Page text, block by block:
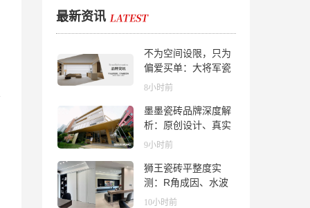
最新资讯
不为空间设限，只为
偏爱买单：大将军瓷
砖解锁“高级哑”人居
8小时前
墨墨瓷砖品牌深度解
析：原创设计、真实
质感与市场口碑全览
9小时前
狮王瓷砖平整度实
测：R角成因、水波
纹真相、辊棒印解析
10小时前